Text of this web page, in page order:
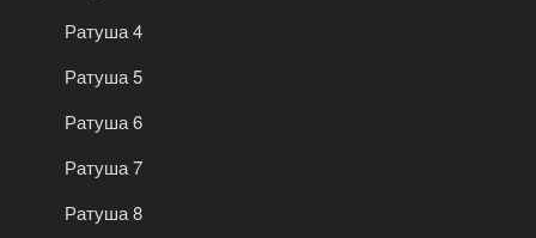
Ратуша 4
Ратуша 5
Ратуша 6
Ратуша 7
Ратуша 8